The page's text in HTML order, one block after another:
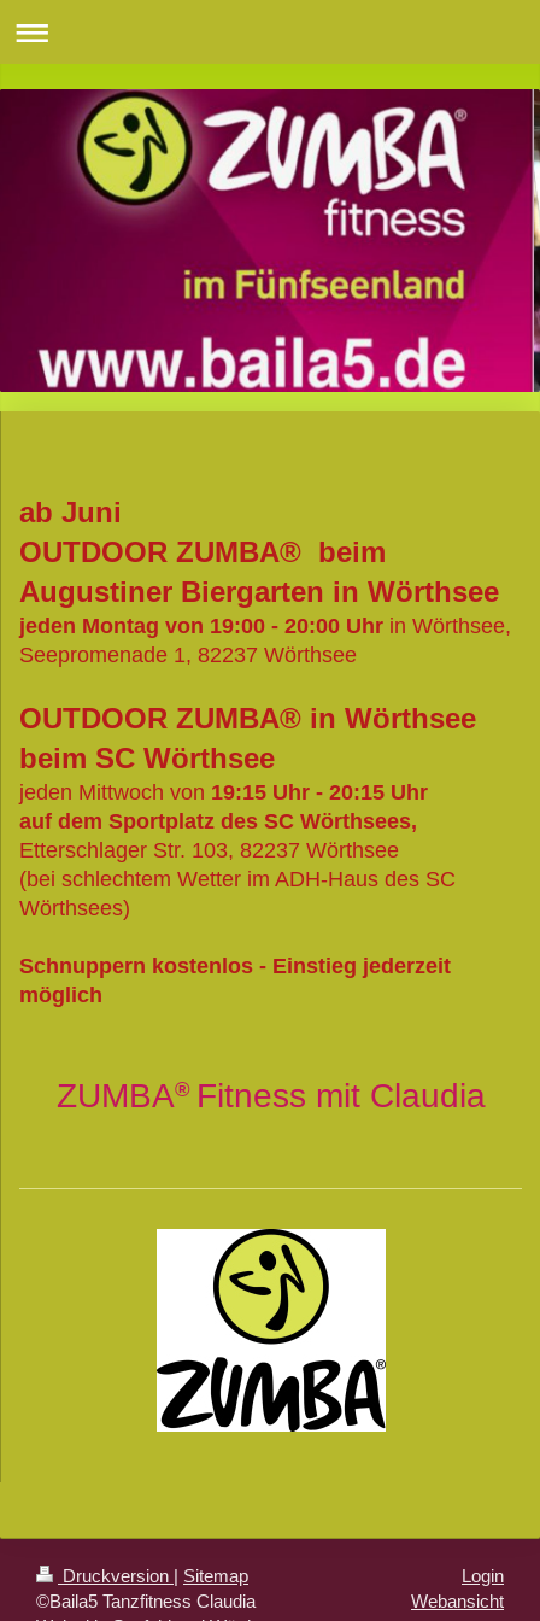
ab Juni
OUTDOOR ZUMBA® beim
Augustiner Biergarten in Wörthsee
jeden Montag von 19:00 - 20:00 Uhr in Wörthsee,
Seepromenade 1, 82237 Wörthsee
OUTDOOR ZUMBA® in Wörthsee
beim SC Wörthsee
jeden Mittwoch von 19:15 Uhr - 20:15 Uhr
auf dem Sportplatz des SC Wörthsees,
Etterschlager Str. 103, 82237 Wörthsee
(bei schlechtem Wetter im ADH-Haus des SC
Wörthsees)
Schnuppern kostenlos - Einstieg jederzeit
möglich
ZUMBA® Fitness mit Claudia
Druckversion | Sitemap
©Baila5 Tanzfitness Claudia
Login
Webansicht